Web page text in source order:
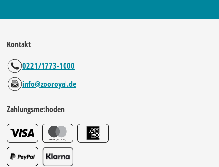
Kontakt
0221/1773-1000
info@zooroyal.de
Zahlungsmethoden